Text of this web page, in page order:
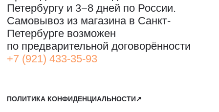
САНКТ-ПЕТЕРБУРГ, СЕВКАБЕЛЬ ПОРТ
КОЖЕВЕННАЯ УЛИЦА, 40Е
2-Й ЭТАЖ, ДОМОФОН 19#